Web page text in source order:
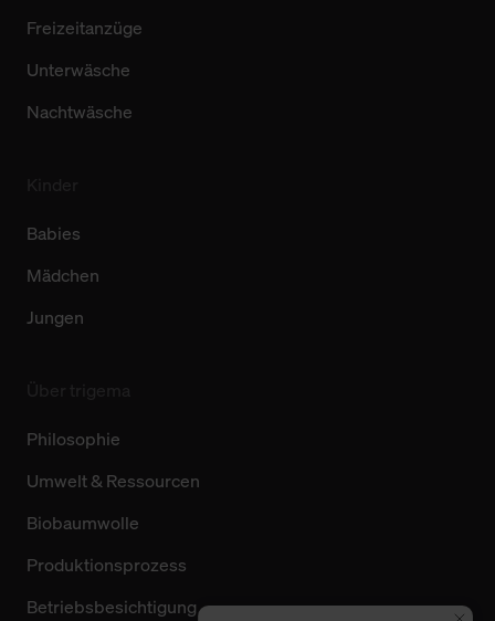
Freizeitanzüge
Unterwäsche
Nachtwäsche
Babies
Mädchen
Jungen
Philosophie
Umwelt & Ressourcen
Biobaumwolle
Produktionsprozess
Betriebsbesichtigung